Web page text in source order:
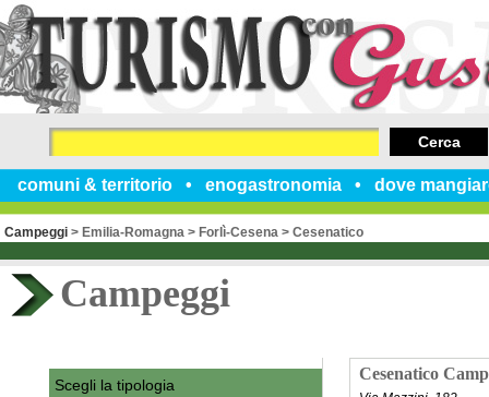
comuni & territorio enogastronomia dove
Cerca
Campeggi > Emilia-Romagna > Forlì-Cesena > Cesenatico
Campeggi
Cesenatico
Scegli la tipologia